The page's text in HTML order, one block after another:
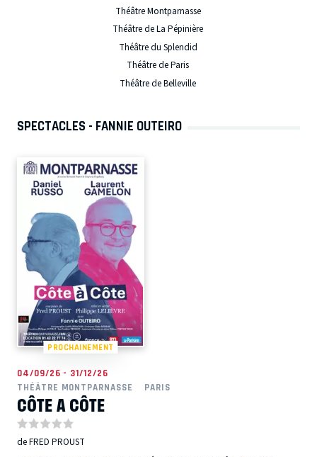
Théâtre Montparnasse
Théâtre de La Pépinière
Théâtre du Splendid
Théâtre de Paris
Théâtre de Belleville
SPECTACLES - FANNIE OUTEIRO
PROCHAINEMENT
04/09/26 - 31/12/26
THÉÂTRE MONTPARNASSE
PARIS
CÔTE A CÔTE
de FRED PROUST